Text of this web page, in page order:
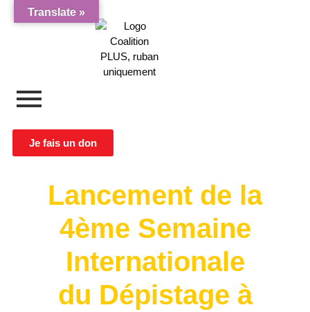
Je fais un don
Lancement de la
4ème Semaine
Internationale
du Dépistage à
Translate »